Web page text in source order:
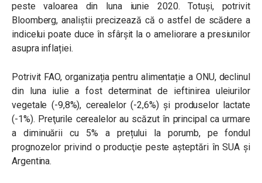
peste valoarea din luna iunie 2020. Totuși, potrivit
Bloomberg, analiștii precizează că o astfel de scădere a
indicelui poate duce în sfârșit la o ameliorare a presiunilor
asupra inflației.
Potrivit FAO, organizația pentru alimentație a ONU, declinul
din luna iulie a fost determinat de ieftinirea uleiurilor
vegetale (-9,8%), cerealelor (-2,6%) și produselor lactate
(-1%). Preţurile cerealelor au scăzut în principal ca urmare
a diminuării cu 5% a prețului la porumb, pe fondul
prognozelor privind o producţie peste așteptări în SUA și
Argentina.